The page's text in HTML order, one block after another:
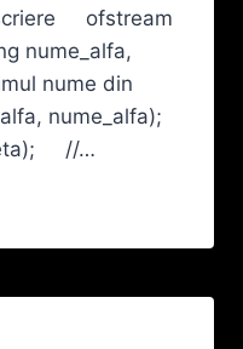
ofstream
nume_alfa,
nume din
nume_alfa);
//…